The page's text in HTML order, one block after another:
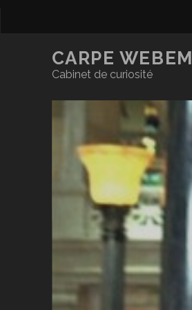
CARPE WEBEM
Cabinet de curiosité